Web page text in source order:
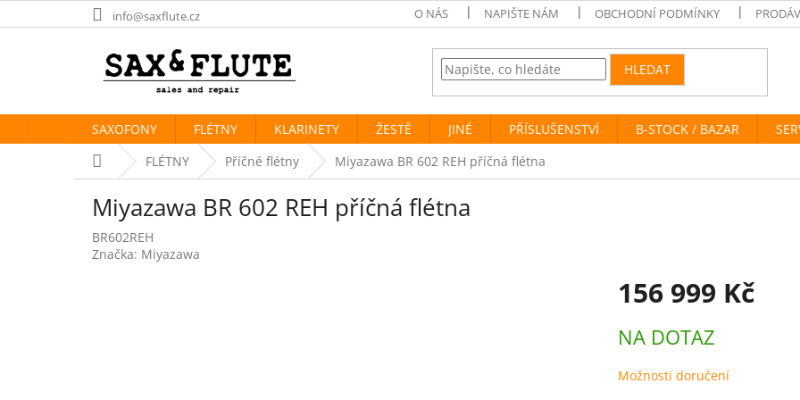
na
info@saxflute.cz O NÁS NAPIŠTE NÁM OBCHODNÍ PODMÍNKY
HLEDAT
SAXOFONY FLÉTNY KLARINETY ŽESTĚ JINÉ PŘÍSLUŠENSTVÍ B-STOCK / BAZAR
Domů FLÉTNY Příčné flétny Miyazawa BR 602 REH příčná flétna
Miyazawa BR 602 REH příčná flétna
BR602REH
Značka: Miyazawa
156 999 Kč
cena:
NA DOTAZ
Možnosti doručení